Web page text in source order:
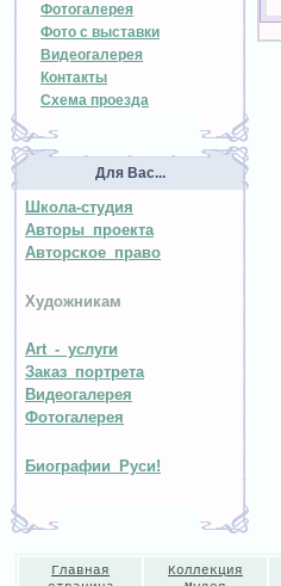
Фотогалерея
Фото с выставки
Видеогалерея
Контакты
Схема проезда
Для Вас...
Школа-студия
Авторы проекта
Авторское право
Художникам
Art - услуги
Заказ портрета
Видеогалерея
Фотогалерея
Биографии Руси!
Главная
Коллекция